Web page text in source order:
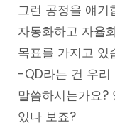
그런 공정을 얘기
자동화하고 자율
목표를 가지고 있
-QD라는 건 우리
말씀하시는가요?
있나 보죠?